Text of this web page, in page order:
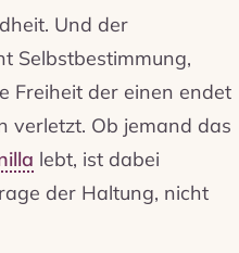
Und der
Selbstbestimmung,
Freiheit der einen endet
verletzt. Ob jemand das
lebt, ist dabei
der Haltung, nicht